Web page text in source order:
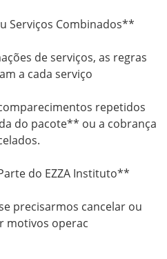
Serviços Combinados**
de serviços, as regras
a cada serviço
repetidos
do pacote** ou a cobrança
do EZZA Instituto**
precisarmos cancelar ou
motivos operac